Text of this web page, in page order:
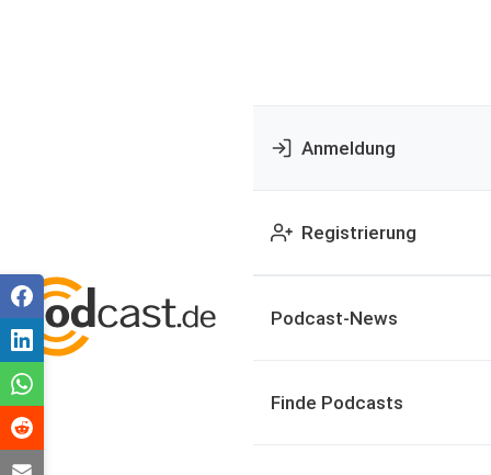
Anmeldung
Registrierung
Podcast-News
Finde Podcasts